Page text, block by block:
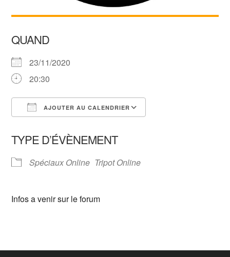
QUAND
23/11/2020
20:30
AJOUTER AU CALENDRIER
TYPE D’ÉVÈNEMENT
Spéciaux Online Tripot Online
Infos a venir sur le forum